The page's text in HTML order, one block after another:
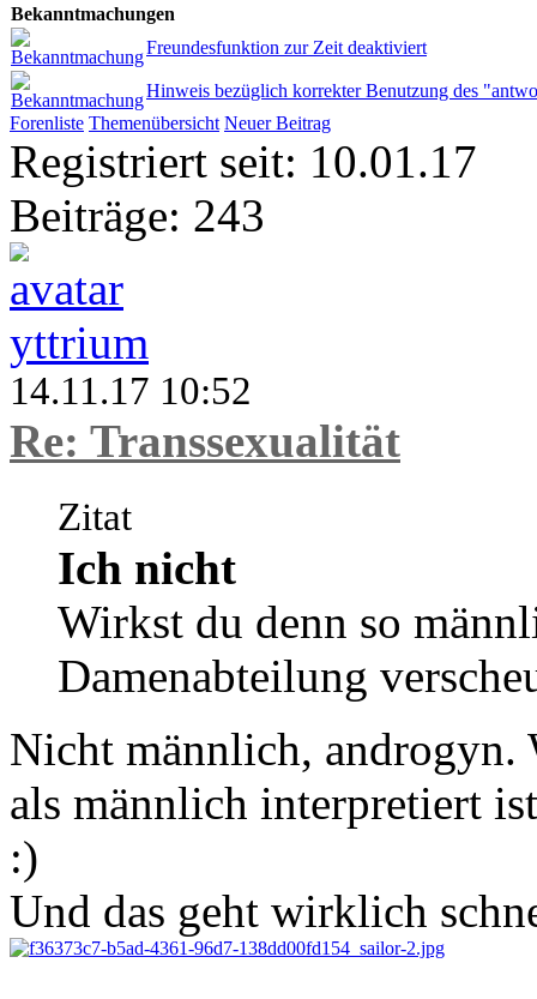
Bekanntmachungen
Freundesfunktion zur Zeit deaktiviert
Hinweis bezüglich korrekter Benutzung des
Forenliste Themenübersicht Neuer Beitrag
Registriert seit: 10.01.17
Beiträge: 243
yttrium
14.11.17 10:52
Re: Transsexualität
Zitat
Ich nicht
Wirkst du denn so
Damenabteilung
Nicht männlich, androgyn.
als männlich interpretiert
:)
Und das geht wirklich